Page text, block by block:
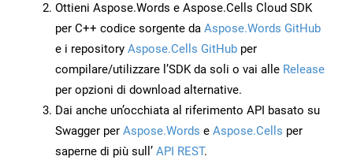
Ottieni Aspose.Words e Aspose.Cells Cloud SDK
per C++ codice sorgente da Aspose.Words GitHub
e i repository Aspose.Cells GitHub per
compilare/utilizzare l’SDK da soli o vai alle Release
per opzioni di download alternative.
Dai anche un’occhiata al riferimento API basato su
Swagger per Aspose.Words e Aspose.Cells per
saperne di più sull’ API REST.